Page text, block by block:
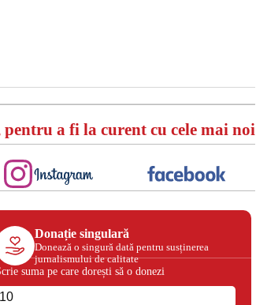
a fi la curent cu cele mai noi
Donație singulară
Donează o singură dată pentru susținerea
jurnalismului de calitate
suma pe care dorești să o donezi